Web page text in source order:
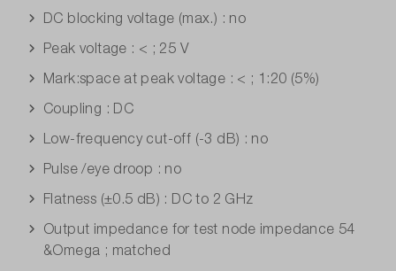
DC blocking voltage (max.) : no
Peak voltage : < ; 25 V
Mark:space at peak voltage : < ; 1:20 (5%)
Coupling : DC
Low-frequency cut-off (-3 dB) : no
Pulse /eye droop : no
Flatness (±0.5 dB) : DC to 2 GHz
Output impedance for test node impedance 54
&Omega ; matched